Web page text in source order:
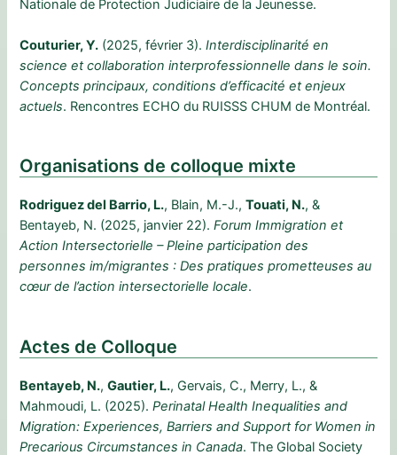
Nationale de Protection Judiciaire de la Jeunesse.
Couturier, Y. (2025, février 3).Interdisciplinarité en
science et collaboration interprofessionnelle dans le soin.
Concepts principaux, conditions d’efficacité et enjeux
actuels. Rencontres ECHO du RUISSS CHUM de Montréal.
Organisations de colloque mixte
Rodriguez del Barrio, L., Blain, M.-J.,Touati, N., &
Bentayeb, N. (2025, janvier 22).Forum Immigration et
Action Intersectorielle – Pleine participation des
personnes im/migrantes : Des pratiques prometteuses au
cœur de l’action intersectorielle locale.
Actes de Colloque
Bentayeb, N.,Gautier, L., Gervais, C., Merry, L., &
Mahmoudi, L. (2025).Perinatal Health Inequalities and
Migration: Experiences, Barriers and Support for Women in
Precarious Circumstances in Canada. The Global Society